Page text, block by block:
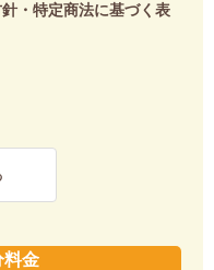
・特定商法に基づく表
料金